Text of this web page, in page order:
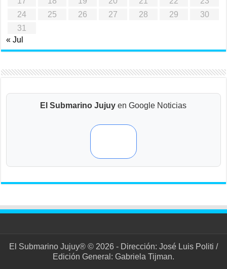
24
25 26 27 28 29
30
31
« Jul
El Submarino Jujuy en Google Noticias
El Submarino Jujuy® © 2026 - Dirección: José Luis Politi /
Edición General: Gabriela Tijman.